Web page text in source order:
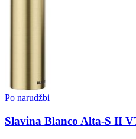
Po narudžbi
Slavina Blanco Alta-S II